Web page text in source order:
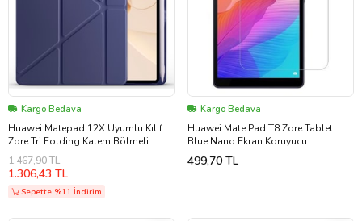
Kargo Bedava
Huawei Matepad 12X Uyumlu Kılıf
Zore Tri Folding Kalem Bölmeli
Standlı Kılıf (Lacivert)
1.467,90 TL
1.306,43 TL
Sepette %11 İndirim
Kargo Bedava
Huawei Mate Pad T8 Zore Tablet
Blue Nano Ekran Koruyucu
499,70 TL